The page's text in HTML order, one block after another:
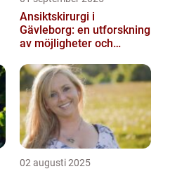
Ansiktskirurgi i
Gävleborg: en utforskning
av möjligheter och
02 augusti 2025